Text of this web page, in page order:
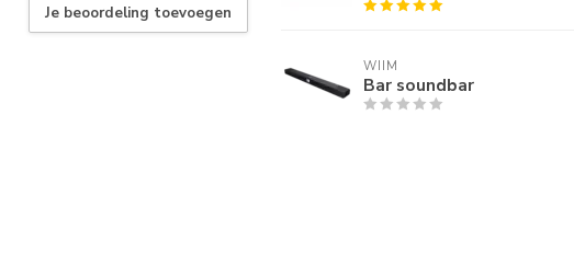
Je beoordeling toevoegen
WIIM
Bar soundbar